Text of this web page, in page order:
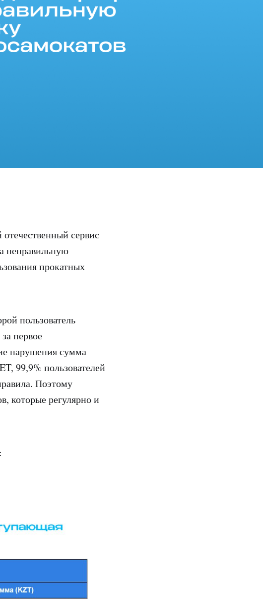
сервис
неправильную
прокатных
пользователь
первое
нарушения сумма
99,9% пользователей
Поэтому
которые регулярно и